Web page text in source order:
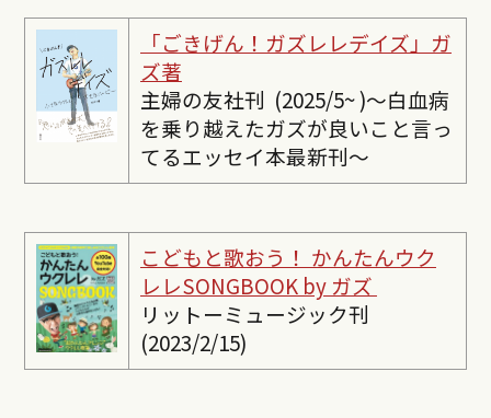
「ごきげん！ガズレレデイズ」ガ
ズ著
主婦の友社刊 (2025/5~ )〜白血病
を乗り越えたガズが良いこと言っ
てるエッセイ本最新刊〜
こどもと歌おう！ かんたんウク
レレSONGBOOK by ガズ
リットーミュージック刊
(2023/2/15)